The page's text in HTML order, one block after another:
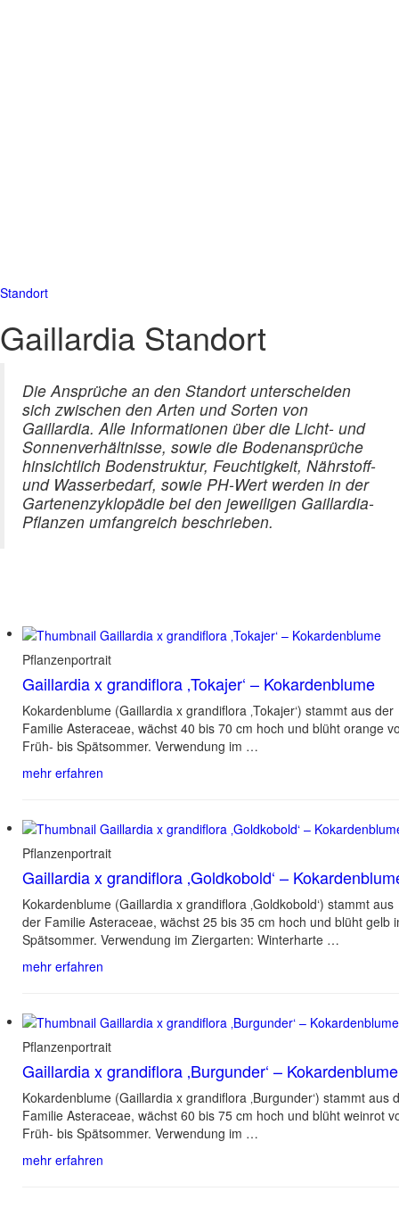
Standort
Gaillardia Standort
Die Ansprüche an den Standort unterscheiden
sich zwischen den Arten und Sorten von
Gaillardia. Alle Informationen über die Licht- und
Sonnenverhältnisse, sowie die Bodenansprüche
hinsichtlich Bodenstruktur, Feuchtigkeit, Nährstoff-
und Wasserbedarf, sowie PH-Wert werden in der
Gartenenzyklopädie bei den jeweiligen Gaillardia-
Pflanzen umfangreich beschrieben.
Pflanzenportrait
Gaillardia x grandiflora ‚Tokajer‘ – Kokardenblume
Kokardenblume (Gaillardia x grandiflora ‚Tokajer‘) stammt aus der
Familie Asteraceae, wächst 40 bis 70 cm hoch und blüht orange
Früh- bis Spätsommer. Verwendung im …
mehr erfahren
Pflanzenportrait
Gaillardia x grandiflora ‚Goldkobold‘ –
Kokardenblume (Gaillardia x grandiflora ‚Goldkobold‘) stammt aus
der Familie Asteraceae, wächst 25 bis 35 cm hoch und blüht gelb
Spätsommer. Verwendung im Ziergarten: Winterharte …
mehr erfahren
Pflanzenportrait
Gaillardia x grandiflora ‚Burgunder‘ – Kokardenblume
Kokardenblume (Gaillardia x grandiflora ‚Burgunder‘) stammt aus
Familie Asteraceae, wächst 60 bis 75 cm hoch und blüht weinrot
Früh- bis Spätsommer. Verwendung im …
mehr erfahren